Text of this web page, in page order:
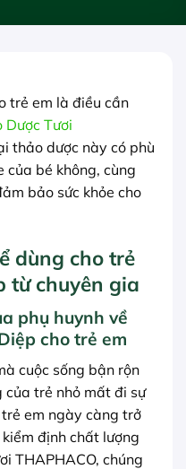
trẻ em là điều cần
Dược Tươi
thảo dược này có phù
của bé không, cùng
bảo sức khỏe cho
dùng cho trẻ
từ chuyên gia
phụ huynh về
cho trẻ em
cuộc sống bận rộn
của trẻ nhỏ mất đi sự
em ngày càng trở
định chất lượng
THAPHACO, chúng